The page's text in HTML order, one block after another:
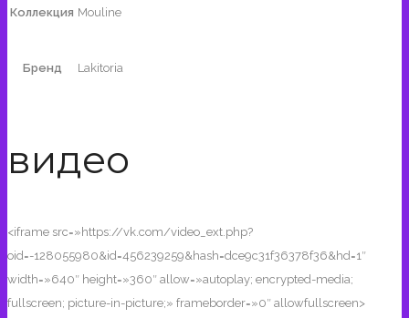
Коллекция Mouline
Бренд Lakitoria
видео
<iframe src=»https://vk.com/video_ext.php?
oid=-128055980&id=456239259&hash=dce9c31f36378f36&hd=1″
width=»640″ height=»360″ allow=»autoplay; encrypted-media;
fullscreen; picture-in-picture;» frameborder=»0″ allowfullscreen>